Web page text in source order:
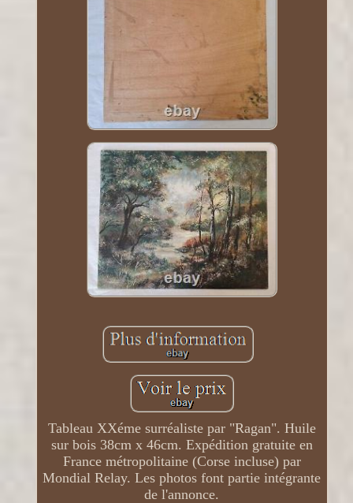
Tableau XXéme surréaliste par "Ragan". Huile
sur bois 38cm x 46cm. Expédition gratuite en
France métropolitaine (Corse incluse) par
Mondial Relay. Les photos font partie intégrante
de l'annonce.